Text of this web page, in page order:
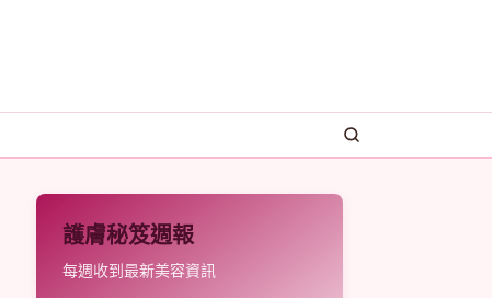
護膚秘笈週報
每週收到最新美容資訊